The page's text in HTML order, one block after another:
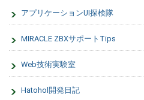
アプリケーションUI探検隊
MIRACLE ZBXサポートTips
Web技術実験室
Hatohol開発日記